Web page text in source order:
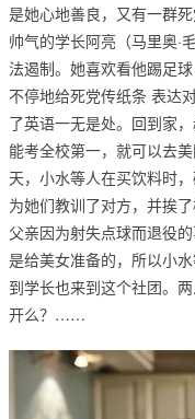
是她心地善良，又有一群
帅气的学长阿亮（马里奥·
法遏制。她喜欢看他踢足
不停地给死党传纸条 表达
了英语一无是处。回到家
能考全校第一，就可以去
天，小水等人在买饮料时
为她们教训了对方，并挨
父亲因为射失点球而退役
是给美女准备的，所以小
到学长也来到这个社团。
开么？……